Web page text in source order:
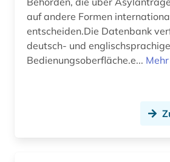
frankreich (2)
französisch (2)
auf andere Formen
entscheiden.Die Datenbank
deutsch- und englischsprachige
Bedienungsoberfläche.e...